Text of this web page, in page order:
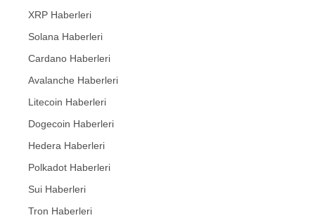
XRP Haberleri
Solana Haberleri
Cardano Haberleri
Avalanche Haberleri
Litecoin Haberleri
Dogecoin Haberleri
Hedera Haberleri
Polkadot Haberleri
Sui Haberleri
Tron Haberleri